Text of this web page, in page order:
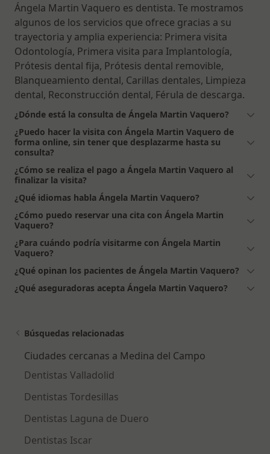
Ángela Martin Vaquero es dentista. Te mostramos
algunos de los servicios que ofrece gracias a su
trayectoria y amplia experiencia: Primera visita
Odontología, Primera visita para Implantología,
Prótesis dental fija, Prótesis dental removible,
Blanqueamiento dental, Carillas dentales, Limpieza
dental, Reconstrucción dental, Férula de descarga.
¿Dónde está la consulta de Ángela Martin Vaquero?
¿Puedo hacer la visita con Ángela Martin Vaquero de
forma online, sin tener que desplazarme hasta su
consulta?
¿Cómo se realiza el pago a Ángela Martin Vaquero al
finalizar la visita?
¿Qué idiomas habla Ángela Martin Vaquero?
¿Cómo puedo reservar una cita con Ángela Martin
Vaquero?
¿Para cuándo podría visitarme con Ángela Martin
Vaquero?
¿Qué opinan los pacientes de Ángela Martin Vaquero?
¿Qué aseguradoras acepta Ángela Martin Vaquero?
Búsquedas relacionadas
Ciudades cercanas a Medina del Campo
Dentistas Valladolid
Dentistas Tordesillas
Dentistas Laguna de Duero
Dentistas Iscar